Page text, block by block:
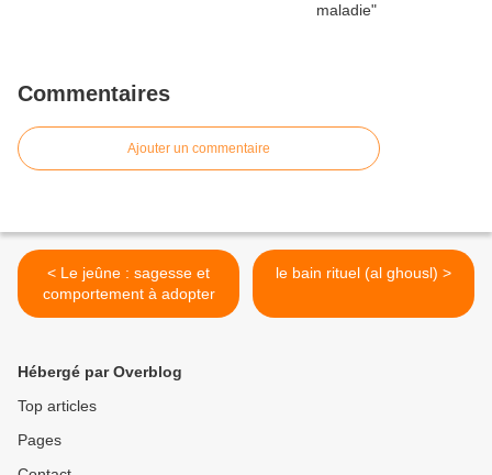
Commentaires
Ajouter un commentaire
< Le jeûne : sagesse et
comportement à adopter
le bain rituel (al ghousl) >
Hébergé par Overblog
Top articles
Pages